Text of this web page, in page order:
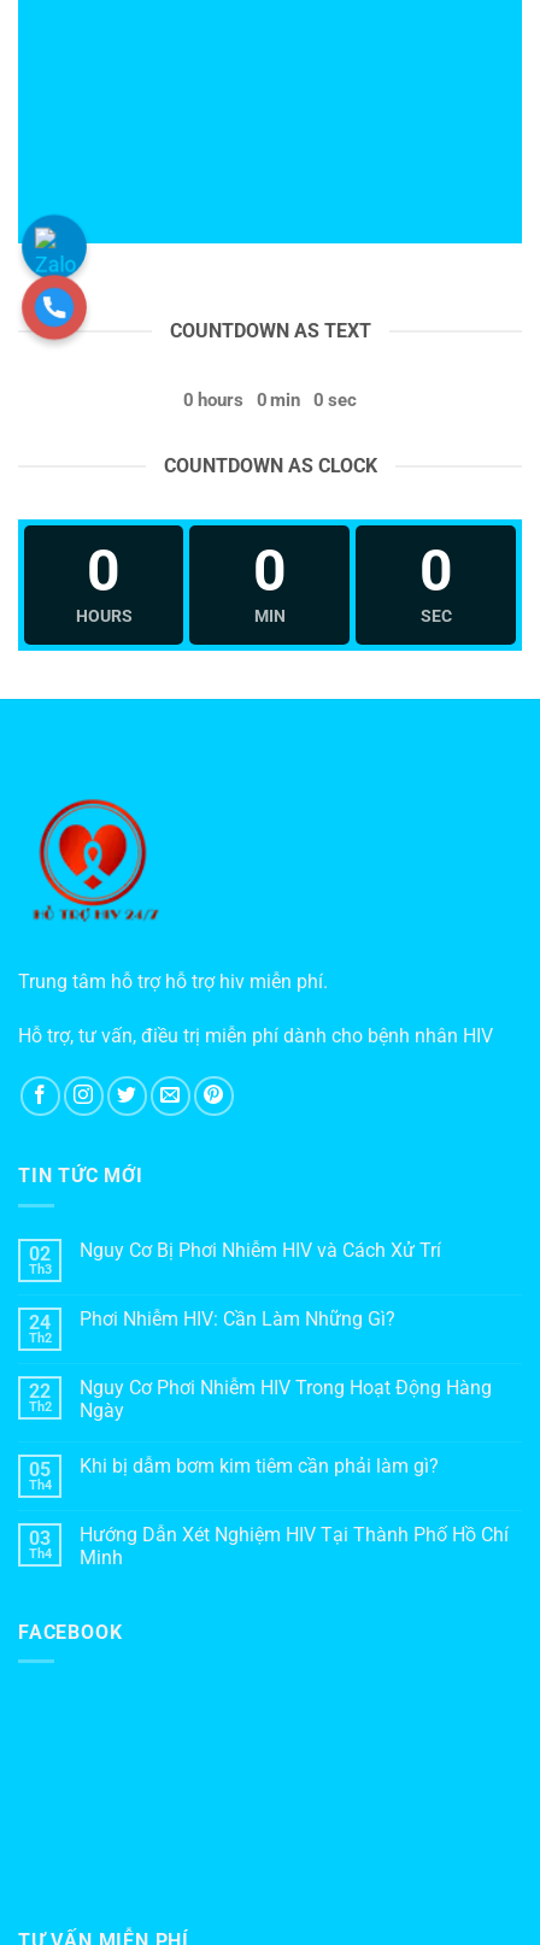
COUNTDOWN AS TEXT
0 hours 0min 0 sec
COUNTDOWN AS CLOCK
0
HOURS
0
MIN
0
SEC
Trung tâm hỗ trợ hỗ trợ hiv miễn phí.
Hỗ trợ, tư vấn, điều trị miễn phí dành cho bệnh nhân HIV
TIN TỨC MỚI
02
Th3
Nguy Cơ Bị Phơi Nhiễm HIV và Cách Xử Trí
24
Th2
Phơi Nhiễm HIV: Cần Làm Những Gì?
22
Th2
Nguy Cơ Phơi Nhiễm HIV Trong Hoạt Động Hàng
Ngày
05
Th4
Khi bị dẫm bơm kim tiêm cần phải làm gì?
03
Th4
Hướng Dẫn Xét Nghiệm HIV Tại Thành Phố Hồ Chí
Minh
FACEBOOK